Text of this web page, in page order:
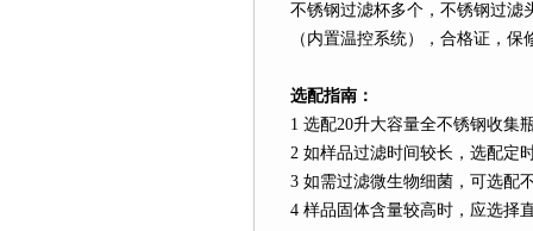
不锈钢过滤杯多个，不锈钢过滤
（内置温控系统），合格证，保
选配指南：
1 选配20升大容量全不锈钢收集
2 如样品过滤时间较长，选配定
3 如需过滤微生物细菌，可选配
4 样品固体含量较高时，应选择